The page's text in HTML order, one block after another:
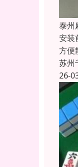
泰州
安装
方便
苏州
26-